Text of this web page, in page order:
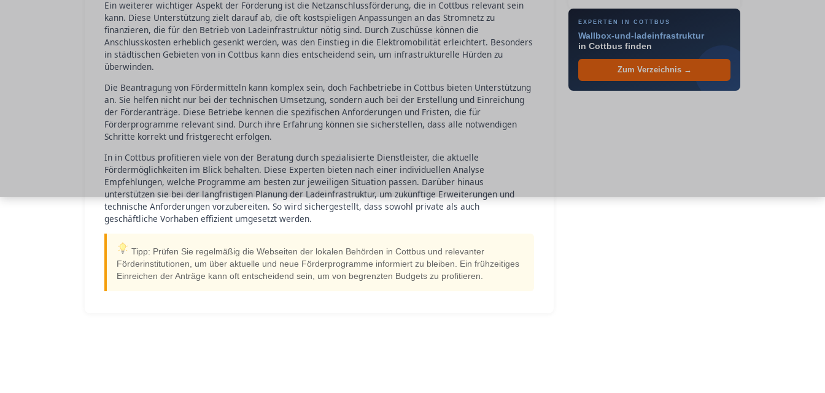
Ein weiterer wichtiger Aspekt der Förderung ist die Netzanschlussförderung, die in Cottbus relevant sein
kann. Diese Unterstützung zielt darauf ab, die oft kostspieligen Anpassungen an das Stromnetz zu
finanzieren, die für den Betrieb von Ladeinfrastruktur nötig sind. Durch Zuschüsse können die
Anschlusskosten erheblich gesenkt werden, was den Einstieg in die Elektromobilität erleichtert. Besonders
in städtischen Gebieten von in Cottbus kann dies entscheidend sein, um infrastrukturelle Hürden zu
überwinden.
Die Beantragung von Fördermitteln kann komplex sein, doch Fachbetriebe in Cottbus bieten Unterstützung
an. Sie helfen nicht nur bei der technischen Umsetzung, sondern auch bei der Erstellung und Einreichung
der Förderanträge. Diese Betriebe kennen die spezifischen Anforderungen und Fristen, die für
Förderprogramme relevant sind. Durch ihre Erfahrung können sie sicherstellen, dass alle notwendigen
Schritte korrekt und fristgerecht erfolgen.
In in Cottbus profitieren viele von der Beratung durch spezialisierte Dienstleister, die aktuelle
Fördermöglichkeiten im Blick behalten. Diese Experten bieten nach einer individuellen Analyse
Empfehlungen, welche Programme am besten zur jeweiligen Situation passen. Darüber hinaus
unterstützen sie bei der langfristigen Planung der Ladeinfrastruktur, um zukünftige Erweiterungen und
technische Anforderungen vorzubereiten. So wird sichergestellt, dass sowohl private als auch
geschäftliche Vorhaben effizient umgesetzt werden.
Tipp: Prüfen Sie regelmäßig die Webseiten der lokalen Behörden in Cottbus und relevanter
Förderinstitutionen, um über aktuelle und neue Förderprogramme informiert zu bleiben. Ein frühzeitiges
Einreichen der Anträge kann oft entscheidend sein, um von begrenzten Budgets zu profitieren.
EXPERTEN IN COTTBUS
Wallbox-und-ladeinfrastruktur
in Cottbus finden
Zum Verzeichnis →